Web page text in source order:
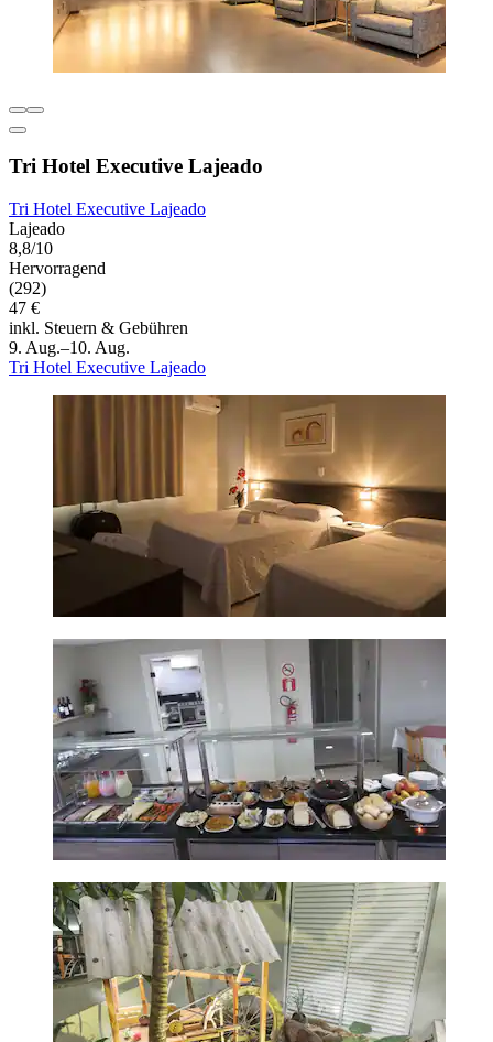
Tri Hotel Executive Lajeado
Tri Hotel Executive Lajeado
Lajeado
8,8/10
Hervorragend
(292)
47 €
inkl. Steuern & Gebühren
9. Aug.–10. Aug.
Tri Hotel Executive Lajeado